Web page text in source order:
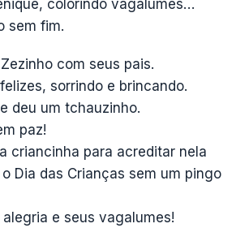
colorindo vagalumes…
sem fim.
com seus pais.
sorrindo e brincando.
deu um tchauzinho.
paz!
criancinha para acreditar nela
Dia das Crianças sem um pingo
e seus vagalumes!